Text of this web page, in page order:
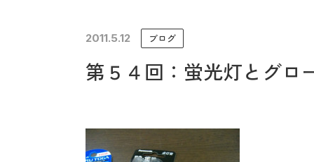
未来に住み継ぐ平屋
2011.5.12 ブログ
第５４回：蛍光灯とグロ